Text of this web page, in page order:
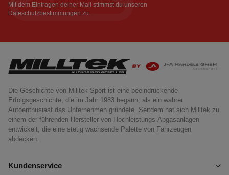
Mit dem Eintragen deiner Mail stimmst du unseren
Dateschutzbestimmungen zu.
Die Geschichte von Milltek Sport ist eine beeindruckende
Erfolgsgeschichte, die im Jahr 1983 begann, als ein wahrer
Autoenthusiast das Unternehmen gründete. Seitdem hat sich Milltek zu
einem der führenden Hersteller von Hochleistungs-Abgasanlagen
entwickelt, die eine stetig wachsende Palette von Fahrzeugen
abdecken.
Kundenservice